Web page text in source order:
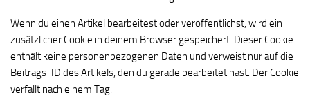
Wenn du einen Artikel bearbeitest oder veröffentlichst, wird ein
zusätzlicher Cookie in deinem Browser gespeichert. Dieser Cookie
enthält keine personenbezogenen Daten und verweist nur auf die
Beitrags-ID des Artikels, den du gerade bearbeitet hast. Der Cookie
verfällt nach einem Tag.